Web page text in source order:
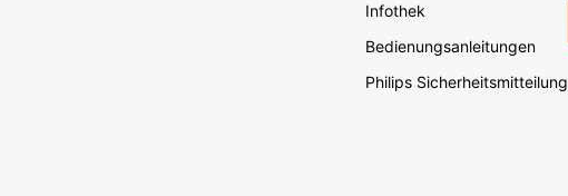
Infothek
Bedienungsanleitungen
Philips Sicherheitsmitteilung